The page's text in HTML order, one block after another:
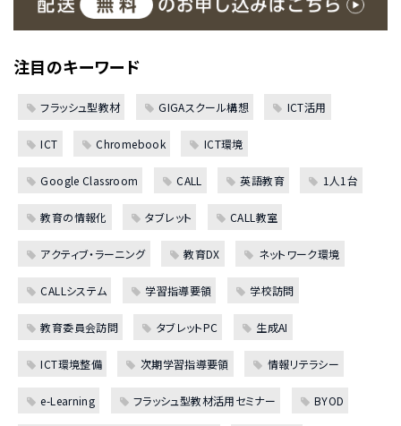
注目のキーワード
フラッシュ型教材 GIGAスクール構想 ICT活用
ICT Chromebook ICT環境
Google Classroom CALL 英語教育 1人1台
教育の情報化 タブレット CALL教室
アクティブ・ラーニング 教育DX ネットワーク環境
CALLシステム 学習指導要領 学校訪問
教育委員会訪問 タブレットPC 生成AI
ICT環境整備 次期学習指導要領 情報リテラシー
e-Learning フラッシュ型教材活用セミナー BYOD